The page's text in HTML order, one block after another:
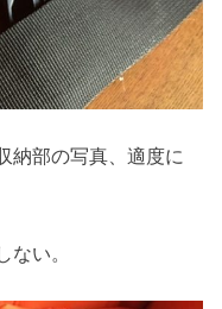
納部の写真、適度に
ない。